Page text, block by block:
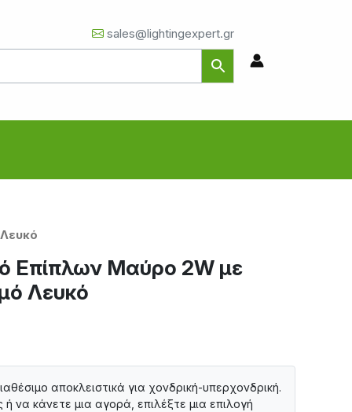
sales@lightingexpert.gr
Επίπλων Μαύρο 2W με
Λευκό
αποκλειστικά για χονδρική-υπερχονδρική.
ή να κάνετε μια αγορά, επιλέξτε μια επιλογή